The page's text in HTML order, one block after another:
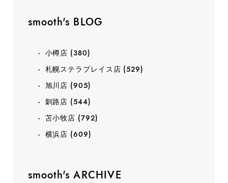
smooth's BLOG
小樽店 (380)
札幌ステラプレイス店 (529)
旭川店 (905)
釧路店 (544)
苫小牧店 (792)
横浜店 (609)
smooth's ARCHIVE